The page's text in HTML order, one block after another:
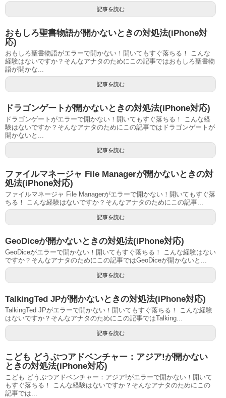
記事を読む
おもしろ聖書物語が開かないときの対処法(iPhone対
応)
おもしろ聖書物語がエラーで開かない！開いてもすぐ落ちる！ こんな
経験はないですか？そんなアナタのためにこの記事ではおもしろ聖書物
語が開かな...
記事を読む
ドラゴンゲートが開かないときの対処法(iPhone対応)
ドラゴンゲートがエラーで開かない！開いてもすぐ落ちる！ こんな経
験はないですか？そんなアナタのためにこの記事ではドラゴンゲートが
開かないと...
記事を読む
ファイルマネージャ File Managerが開かないときの対
処法(iPhone対応)
ファイルマネージャ File Managerがエラーで開かない！開いてもすぐ落
ちる！ こんな経験はないですか？そんなアナタのためにこの記事...
記事を読む
GeoDiceが開かないときの対処法(iPhone対応)
GeoDiceがエラーで開かない！開いてもすぐ落ちる！ こんな経験はない
ですか？そんなアナタのためにこの記事ではGeoDiceが開かないと...
記事を読む
TalkingTed JPが開かないときの対処法(iPhone対応)
TalkingTed JPがエラーで開かない！開いてもすぐ落ちる！ こんな経験
はないですか？そんなアナタのためにこの記事ではTalking...
記事を読む
こども どうぶつアドベンチャー：アジア!が開かない
ときの対処法(iPhone対応)
こども どうぶつアドベンチャー：アジア!がエラーで開かない！開いて
もすぐ落ちる！ こんな経験はないですか？そんなアナタのためにこの
記事では...